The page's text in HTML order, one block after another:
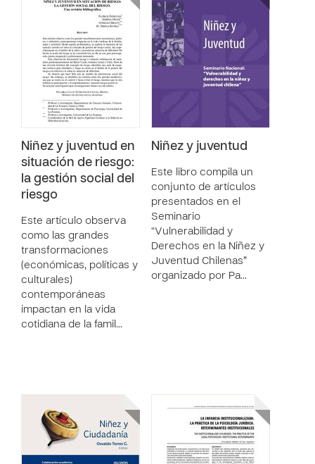
Niñez y juventud en
situación de riesgo:
la gestión social del
riesgo
Este artículo observa
como las grandes
transformaciones
(económicas, políticas y
culturales)
contemporáneas
impactan en la vida
cotidiana de la famil…
Niñez y juventud
Este libro compila un
conjunto de artículos
presentados en el
Seminario
“Vulnerabilidad y
Derechos en la Niñez y
Juventud Chilenas”
organizado por Pa…